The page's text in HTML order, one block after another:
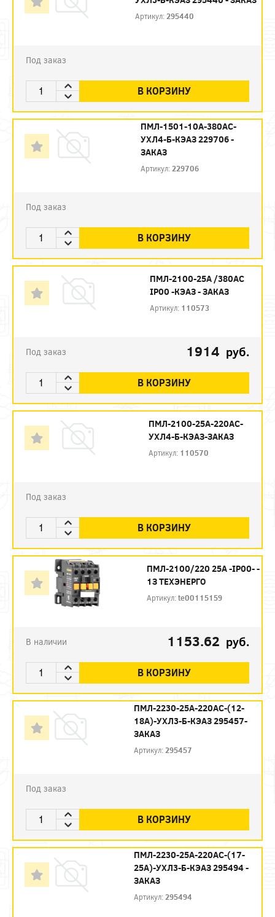
Артикул: 295440
Под заказ
В КОРЗИНУ
ПМЛ-1501-10А-380AC-
УХЛ4-Б-КЭАЗ 229706 -
ЗАКАЗ
Артикул: 229706
Под заказ
В КОРЗИНУ
ПМЛ-2100-25А /380АС
IP00 -КЭАЗ - ЗАКАЗ
Артикул: 110573
Под заказ 1914 руб.
В КОРЗИНУ
ПМЛ-2100-25А-220AC-
УХЛ4-Б-КЭАЗ-ЗАКАЗ
Артикул: 110570
Под заказ
В КОРЗИНУ
ПМЛ-2100/220 25А -IP00- -
1З ТЕХЭНЕРГО
Артикул:te00115159
В наличии 1153.62 руб.
В КОРЗИНУ
ПМЛ-2230-25А-220AC-(12-
18А)-УХЛ3-Б-КЭАЗ 295457-
ЗАКАЗ
Артикул: 295457
Под заказ
В КОРЗИНУ
ПМЛ-2230-25А-220AC-(17-
25А)-УХЛ3-Б-КЭАЗ 295494 -
ЗАКАЗ
Артикул: 295494